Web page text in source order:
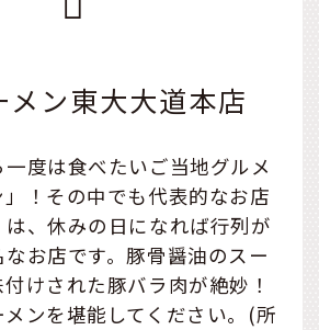
ン東大大道本店
度は食べたいご当地グルメ
」！その中でも代表的なお店
、休みの日になれば行列が
お店です。豚骨醤油のスー
けされた豚バラ肉が絶妙！
ンを堪能してください。(所